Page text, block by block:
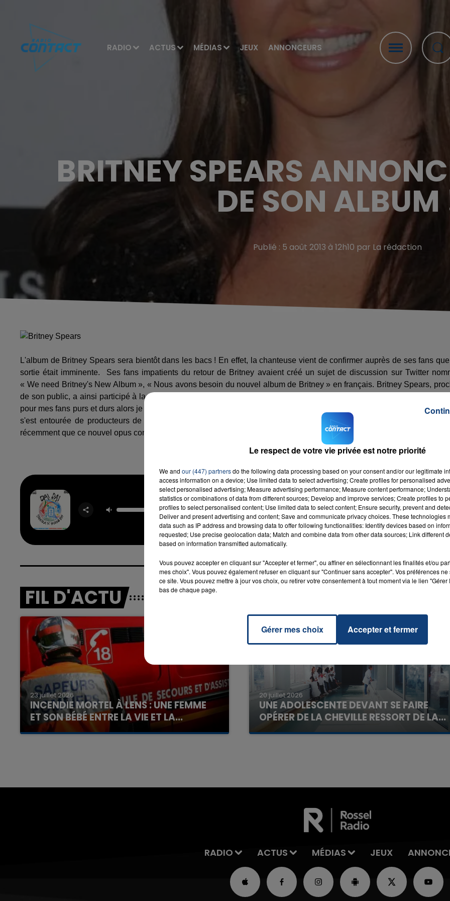
RADIO ACTUS MÉDIAS JEUX ANNONCEURS
LA TEAM DU WEEK-END
7h00 - 12h00
LA TEAM DU WEEK-END
BRITNEY SPEARS
DE SON ALBUM
Publié : 5 août 2013 à 12h10 par La rédaction
L'album de Britney Spears sera bientôt dans les bacs ! En effet, la chanteuse vient de confirmer auprès de ses fans
sortie était imminente. Ses fans impatients du retour de Britney avaient créé un sujet de discussion sur Twitter
« We need Britney's New Album », « Nous avons besoin du nouvel album de Britney » en français. Britney Spears,
de son public, a ainsi participé à la discussion. Elle a posté « Il arrive plus tôt que vous ne le pensez :) Mais cet album
pour mes fans purs et durs alors je veux qu'il soit parfait !!!! » Et pour que l'album soit parfait comme elle le souhaite,
s'est entourée de producteurs de talent dont William Orbit, Naughty Boy ou encore Will.i.am. Orbit a d'ailleurs
récemment que ce nouvel opus contenait des « chansons à tomber ».
Dai Dai
SHAKIRA FEAT.
BURNA BOY
RADIO CONTACT
FIL D'ACTU
23 juillet 2026
INCENDIE MORTEL À LENS : UNE FEMME
ET SON BÉBÉ ENTRE LA VIE ET LA...
Un homme s'est immolé par le feu après avoir
20 juillet 2026
UNE ADOLESCENTE DEVANT SE FAIRE
OPÉRER DE LA CHEVILLE RESSORT DE LA...
La famille a porté plainte contre la clinique qui a
RADIO ACTUS MÉDIAS JEUX
Le respect de votre vie privée est notre priorité
We and our (447) partnersdo the following data processing based on your consent and/or our legitimate
access information on a device; Use limited data to select advertising; Create profiles for personalised
select personalised advertising; Measure advertising performance; Measure content performance;
statistics or combinations of data from different sources; Develop and improve services; Create profiles to
profiles to select personalised content; Use limited data to select content; Ensure security, prevent and
Deliver and present advertising and content; Save and communicate privacy choices. These technologies
data such as IP address and browsing data to offer following functionalities: Identify devices based on
requested; Use precise geolocation data; Match and combine data from other data sources; Link different
based on information transmitted automatically.
Vous pouvez accepter en cliquant sur "Accepter et fermer", ou affiner en sélectionnant les finalités et/ou
mes choix". Vous pouvez également refuser en cliquant sur "Continuer sans accepter". Vos préférences
ce site. Vous pouvez mettre à jour vos choix, ou retirer votre consentement à tout moment via le lien
bas de chaque page.
Gérer mes choix Accepter et fermer